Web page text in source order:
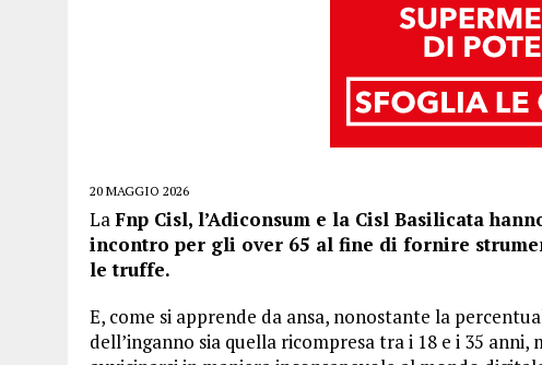
20 MAGGIO 2026
LaFnp Cisl, l’Adiconsum e la Cisl Basilicata
incontro per gli over 65 al fine di fornire
le truffe.
E, come si apprende da ansa, nonostante la
dell’inganno sia quella ricompresa tra i 18 e i 35